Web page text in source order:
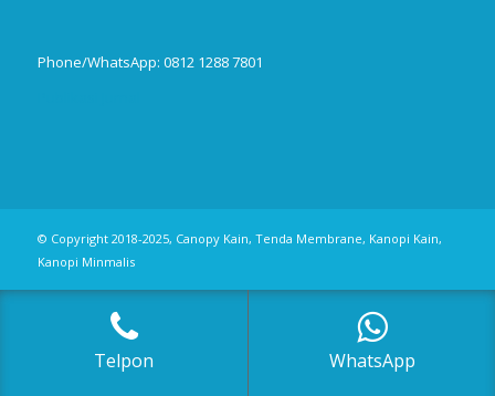
Phone/WhatsApp: 0812 1288 7801
© Copyright 2018-2025, Canopy Kain, Tenda Membrane, Kanopi Kain,
Kanopi Minmalis
Telpon WhatsApp